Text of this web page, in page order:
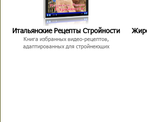
Итальянские Рецепты Стройности
Книга избранных видео-рецептов,
адаптированных для стройнеющих